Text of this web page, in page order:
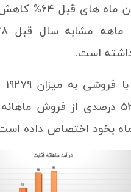
میانگین ماه
است.
سهم 52 درصدی از فروش
بخود اختصاص داده